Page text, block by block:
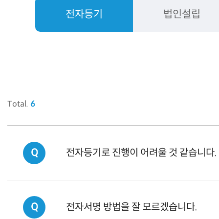
전자등기 법인설립
Total. 6
Q 전자등기로 진행이 어려울 것 같습니다.
Q 전자서명 방법을 잘 모르겠습니다.